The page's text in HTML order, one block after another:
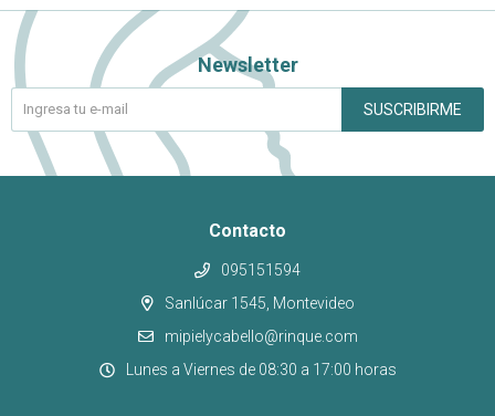
Contacto
095151594
Sanlúcar 1545, Montevideo
mipielycabello@rinque.com
Lunes a Viernes de 08:30 a 17:00 horas
Newsletter
SUSCRIBIRME